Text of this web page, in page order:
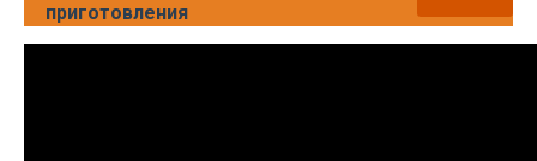
приготовления